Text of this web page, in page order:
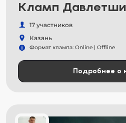
Кламп
17 участников
Казань
Формат клампа: Online | Offline
Подробнее о